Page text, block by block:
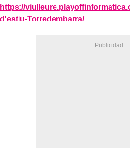
https://viulleure.
d'estiu-Torredembarra/